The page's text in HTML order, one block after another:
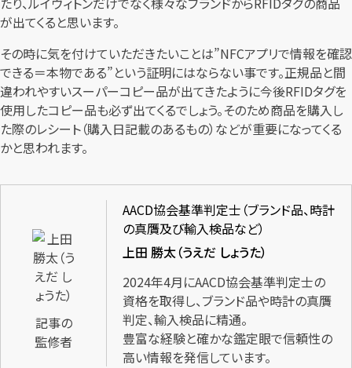
が出てくると思います。
その時に気を付けていただきたいことは”NFCアプリで情報を確認
できる＝本物である”という証明にはならない事です。正規品と間
違われやすいスーパーコピー品が出てきたように今後RFIDタグを
使用したコピー品も必ず出てくるでしょう。そのため商品を購入し
た際のレシート（購入日記載のあるもの）などが重要になってくる
かと思われます。
記事の
監修者
AACD協会基準判定士（ブランド品、時計
の真贋及び輸入検品など）
上田 勝太（うえだ しょうた）
2024年4月にAACD協会基準判定士の
資格を取得し、ブランド品や時計の真贋
判定、輸入検品に精通。
豊富な経験と確かな鑑定眼で信頼性の
高い情報を発信しています。